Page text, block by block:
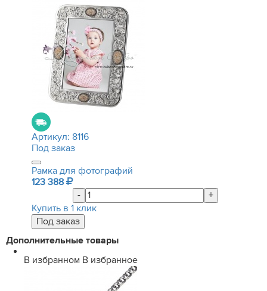
Артикул: 8116
Под заказ
Рамка для фотографий
123 388
-
+
Купить в 1 клик
Дополнительные товары
В избранном В избранное